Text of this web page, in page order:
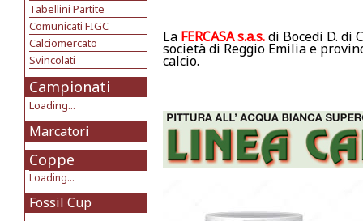
Tabellini Partite
Comunicati FIGC
Calciomercato
Svincolati
Campionati
Loading...
Marcatori
Coppe
Loading...
Fossil Cup
La FERCASA s.a.s.di Bocedi D. di
società di Reggio Emilia e
calcio.